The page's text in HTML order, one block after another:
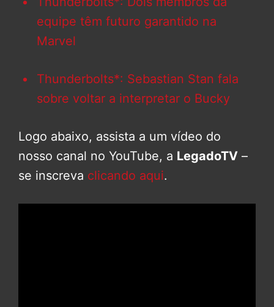
equipe têm futuro garantido na
Marvel
Thunderbolts*: Sebastian Stan fala
sobre voltar a interpretar o Bucky
Logo abaixo, assista a um vídeo do
nosso canal no YouTube, a LegadoTV –
se inscreva clicando aqui.